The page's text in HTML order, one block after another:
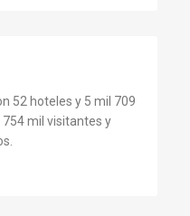
52 hoteles y 5 mil 709
mil visitantes y